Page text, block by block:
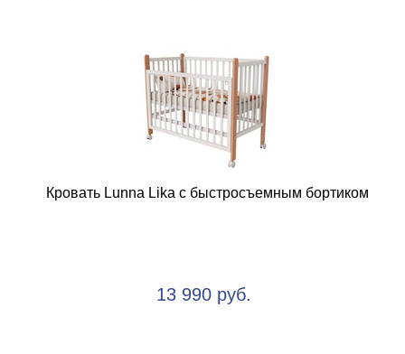
Кровать Lunna Lika с быстросъемным бортиком
13 990 руб.